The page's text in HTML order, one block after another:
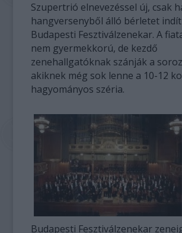
Szupertrió elnevezéssel új, csak
hangversenyből álló bérletet
Budapesti Fesztiválzenekar. A
nem gyermekkorú, de kezdő
zenehallgatóknak szánják a
akiknek még sok lenne a 10-12
hagyományos széria.
Budapesti Fesztiválzenekar